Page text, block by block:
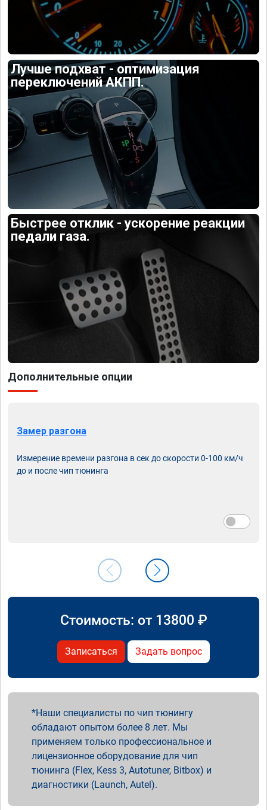
Лучше подхват - оптимизация
переключений АКПП.
Быстрее отклик - ускорение реакции
педали газа.
Дополнительные опции
Замер разгона
Измерение времени разгона в сек до скорости 0-100 км/ч
до и после чип тюнинга
Стоимость: от 13800 ₽
Записаться Задать вопрос
Наши специалисты по чип тюнингу
обладают опытом более 8 лет. Мы
применяем только профессиональное и
лицензионное оборудование для чип
тюнинга (Flex, Kess 3, Autotuner, Bitbox) и
диагностики (Launch, Autel).